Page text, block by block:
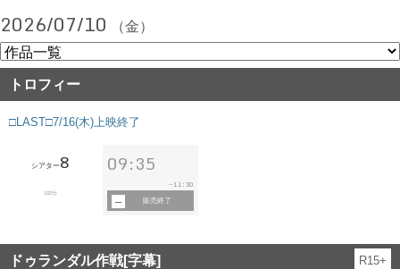
2026/07/10 （金）
トロフィー
□LAST□7/16(木)上映終了
シアター8
102分
09:35
~ 11:30
販売終了
ドゥランダル作戦[字幕] R15+